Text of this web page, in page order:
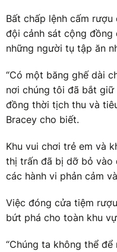
Bất chấp lệnh cấm
đội cảnh sát cộng đồng
những người tụ tập ăn
“Có một băng ghế dài
nơi chúng tôi đã bắt
đồng thời tịch thu và
Bracey cho biết.
Khu vui chơi trẻ em và
thị trấn đã bị dỡ bỏ vào
các hành vi phản cảm
Việc đóng cửa tiệm
bứt phá cho toàn khu
“Chúng ta không thể